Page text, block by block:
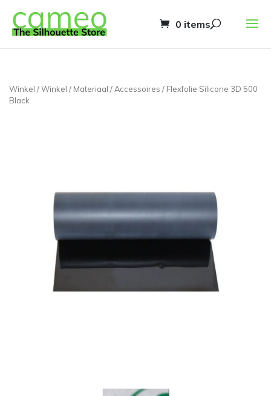
0 items
Winkel /Winkel / Materiaal / Accessoires / Flexfolie Silicone 3D 500
Black